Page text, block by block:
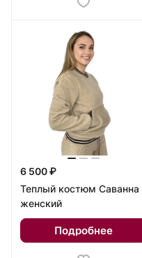
6 500 ₽
Теплый костюм Саванна
женский
Подробнее